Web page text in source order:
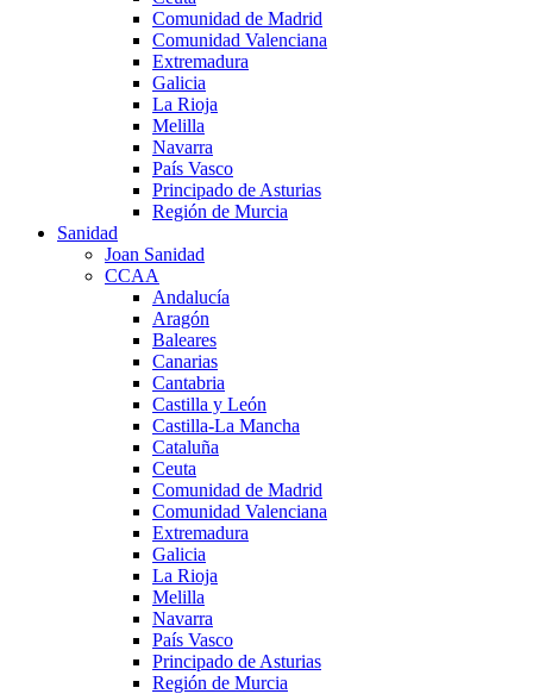
Comunidad de Madrid
Comunidad Valenciana
Extremadura
Galicia
La Rioja
Melilla
Navarra
País Vasco
Principado de Asturias
Región de Murcia
Sanidad
Joan Sanidad
CCAA
Andalucía
Aragón
Baleares
Canarias
Cantabria
Castilla y León
Castilla-La Mancha
Cataluña
Ceuta
Comunidad de Madrid
Comunidad Valenciana
Extremadura
Galicia
La Rioja
Melilla
Navarra
País Vasco
Principado de Asturias
Región de Murcia